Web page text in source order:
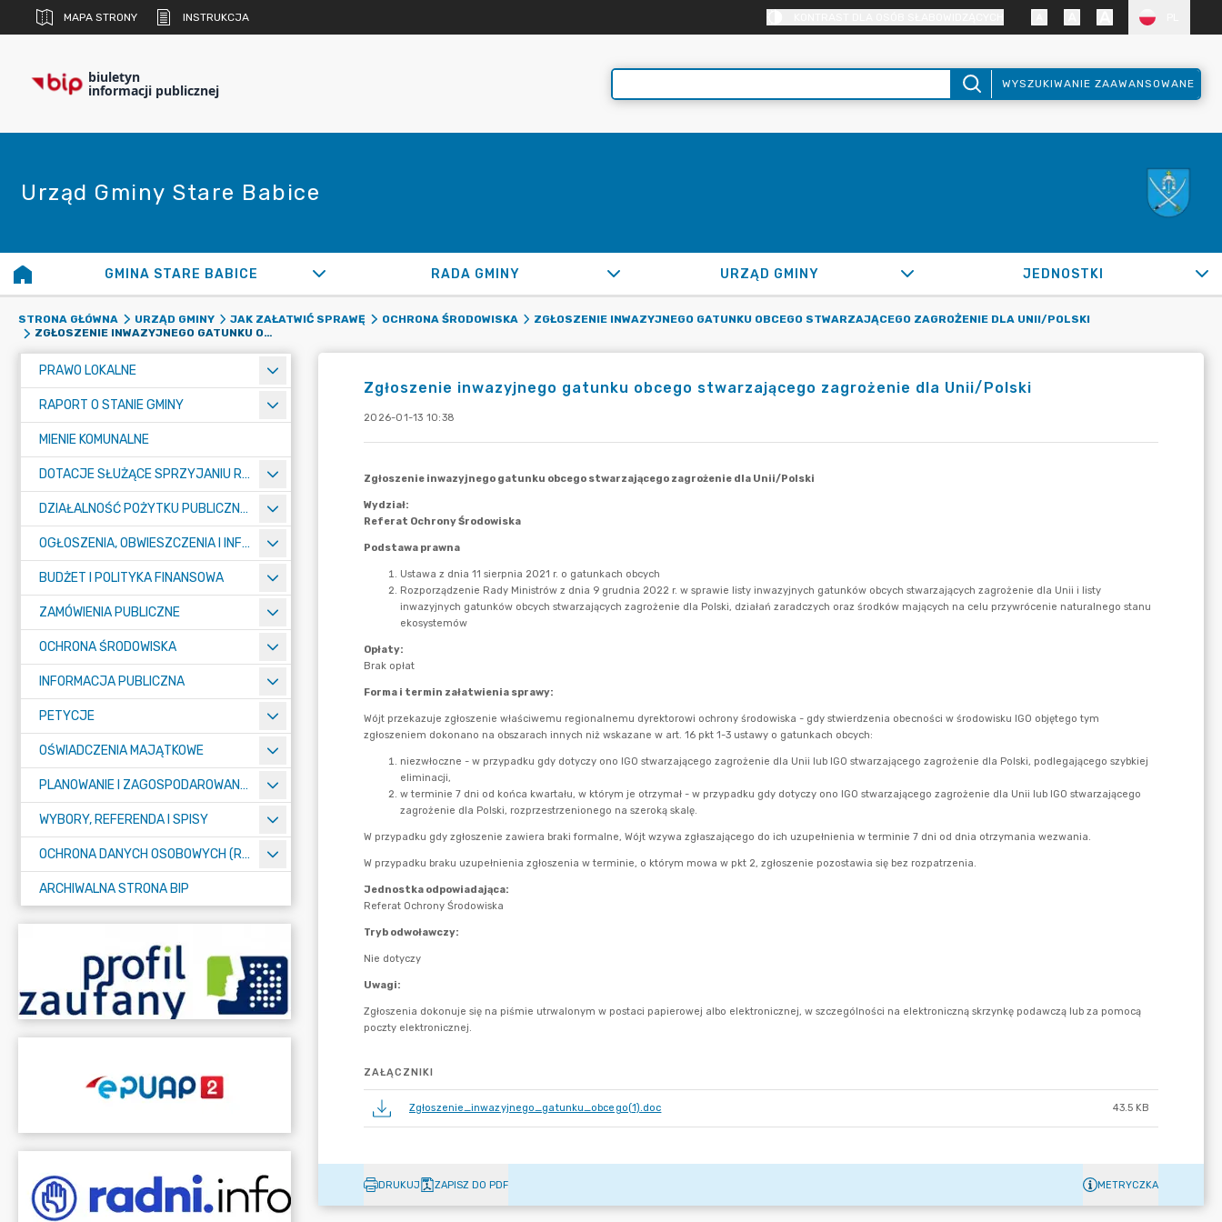
MAPA STRONY INSTRUKCJA
biuletyn
informacji publicznej WYSZUKIWANIE ZAAWANSOWANE
Urząd Gminy Stare Babice
GMINA STARE BABICE RADA GMINY URZĄD GMINY JEDNOSTKI
STRONA GŁÓWNA URZĄD GMINY JAK ZAŁATWIĆ SPRAWĘ OCHRONA ŚRODOWISKA
ZGŁOSZENIE INWAZYJNEGO GATUNKU OBCEGO STWARZAJĄCEGO ZAGROŻENIE DLA UNII/POLSKI
ZGŁOSZENIE INWAZYJNEGO GATUNKU OBCEGO STWARZAJĄCEGO ZAGROŻENIE DLA UNII/POLSKI
PRAWO LOKALNE
RAPORT O STANIE GMINY
MIENIE KOMUNALNE
DOTACJE SŁUŻĄCE SPRZYJANIU ROZWOJOWI SPORTU
DZIAŁALNOŚĆ POŻYTKU PUBLICZNEGO I POMOC SPOŁECZNA – KONKURSY
OGŁOSZENIA, OBWIESZCZENIA I INFORMACJE
BUDŻET I POLITYKA FINANSOWA
ZAMÓWIENIA PUBLICZNE
OCHRONA ŚRODOWISKA
INFORMACJA PUBLICZNA
PETYCJE
OŚWIADCZENIA MAJĄTKOWE
PLANOWANIE I ZAGOSPODAROWANIE PRZESTRZENNE
WYBORY, REFERENDA I SPISY
OCHRONA DANYCH OSOBOWYCH (RODO)
ARCHIWALNA STRONA BIP
Zgłoszenie inwazyjnego gatunku obcego stwarzającego zagrożenie dla Unii/Polski
2026-01-13 10:38
ZAŁĄCZNIKI
Zgłoszenie_inwazyjnego_gatunku_obcego(1).doc 43.5 KB
DRUKUJ ZAPISZ DO PDF METRYCZKA